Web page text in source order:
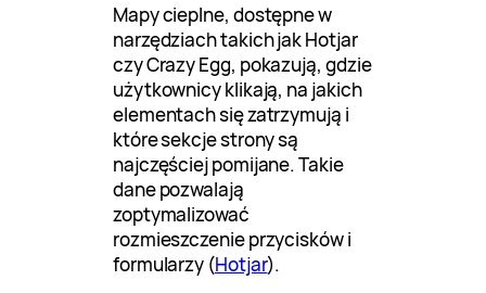
Mapy cieplne, dostępne w
narzędziach takich jak Hotjar
czy Crazy Egg, pokazują, gdzie
użytkownicy klikają, na jakich
elementach się zatrzymują i
które sekcje strony są
najczęściej pomijane. Takie
dane pozwalają
zoptymalizować
rozmieszczenie przycisków i
formularzy (Hotjar).